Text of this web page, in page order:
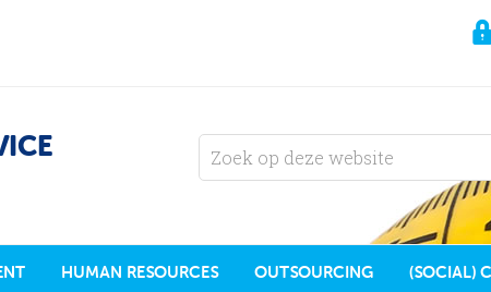
HUMAN RESOURCES OUTSOURCING (SOCIAL)